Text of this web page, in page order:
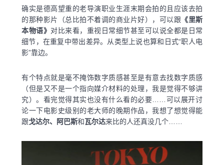
确实是德高望重的老导演职业生涯末期会拍的且应该去拍
的那种影片（总比拍不着调的商业片好），可以跟 《里斯
本物语》 对比来看，重视日常细节甚至可以说全都是日常
细节，在重复中带出差异。从类型上说也算和日式“职人电
影”靠边。
有个特点就是毫不掩饰数字质感甚至是有意去找数字质感
（但是又不是一个指向媒介材料的处理，我是觉得不够讲
究）。看完觉得其实也没有什么看的必要……可以展开讨
论一下电影史级别的老大师的晚期作品，我想了想觉得能
跟戈达尔、阿巴斯和瓦尔达来比的人还真没几个……